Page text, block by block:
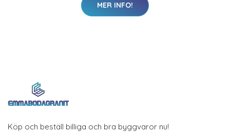
MER INFO!
Köp och beställ billiga och bra byggvaror nu!